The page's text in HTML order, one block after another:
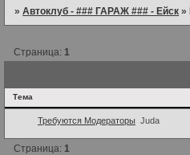
»Автоклуб - ### ГАРАЖ ### - Ейск »
Страница:1
Тема
Требуются Модераторы Juda
Страница: 1